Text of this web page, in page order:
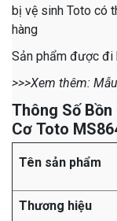
bị vệ sinh Toto có
hàng
Sản phẩm được đi
>>>Xem thêm: Mẫu
Thông Số
Cơ Toto
Tên sản phẩm
Thương hiệu